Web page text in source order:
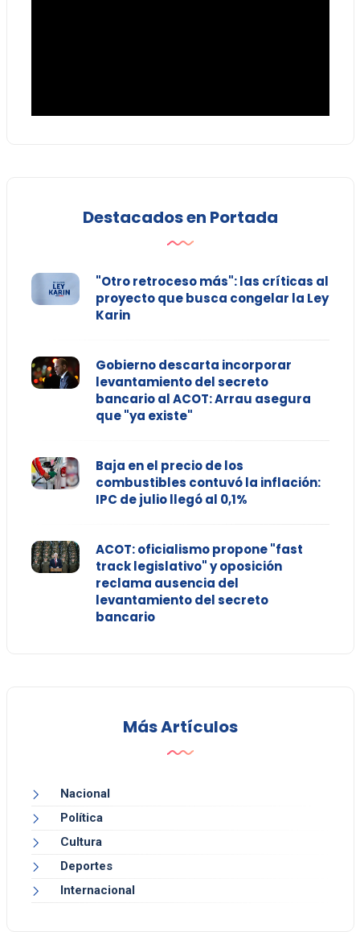
Destacados en Portada
"Otro retroceso más": las críticas al
proyecto que busca congelar la Ley
Karin
Gobierno descarta incorporar
levantamiento del secreto
bancario al ACOT: Arrau asegura
que "ya existe"
Baja en el precio de los
combustibles contuvó la inflación:
IPC de julio llegó al 0,1%
ACOT: oficialismo propone "fast
track legislativo" y oposición
reclama ausencia del
levantamiento del secreto
bancario
Más Artículos
Nacional
Política
Cultura
Deportes
Internacional